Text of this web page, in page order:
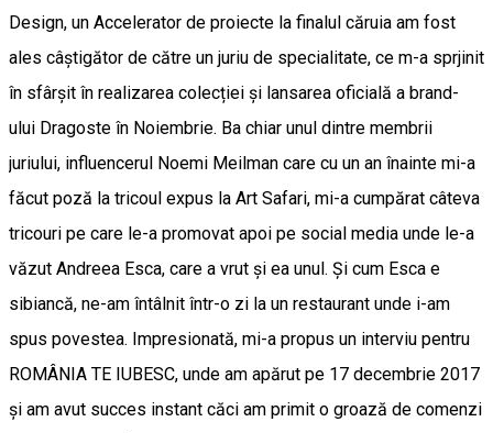
Design, un Accelerator de proiecte la finalul căruia am fost
ales câștigător de către un juriu de specialitate, ce m-a sprjinit
în sfârşit în realizarea colecției și lansarea oficială a brand-
ului Dragoste în Noiembrie. Ba chiar unul dintre membrii
juriului, influencerul Noemi Meilman care cu un an înainte mi-a
făcut poză la tricoul expus la Art Safari, mi-a cumpărat câteva
tricouri pe care le-a promovat apoi pe social media unde le-a
văzut Andreea Esca, care a vrut și ea unul. Și cum Esca e
sibiancă, ne-am întâlnit într-o zi la un restaurant unde i-am
spus povestea. Impresionată, mi-a propus un interviu pentru
ROMÂNIA TE IUBESC, unde am apărut pe 17 decembrie 2017
și am avut succes instant căci am primit o groază de comenzi